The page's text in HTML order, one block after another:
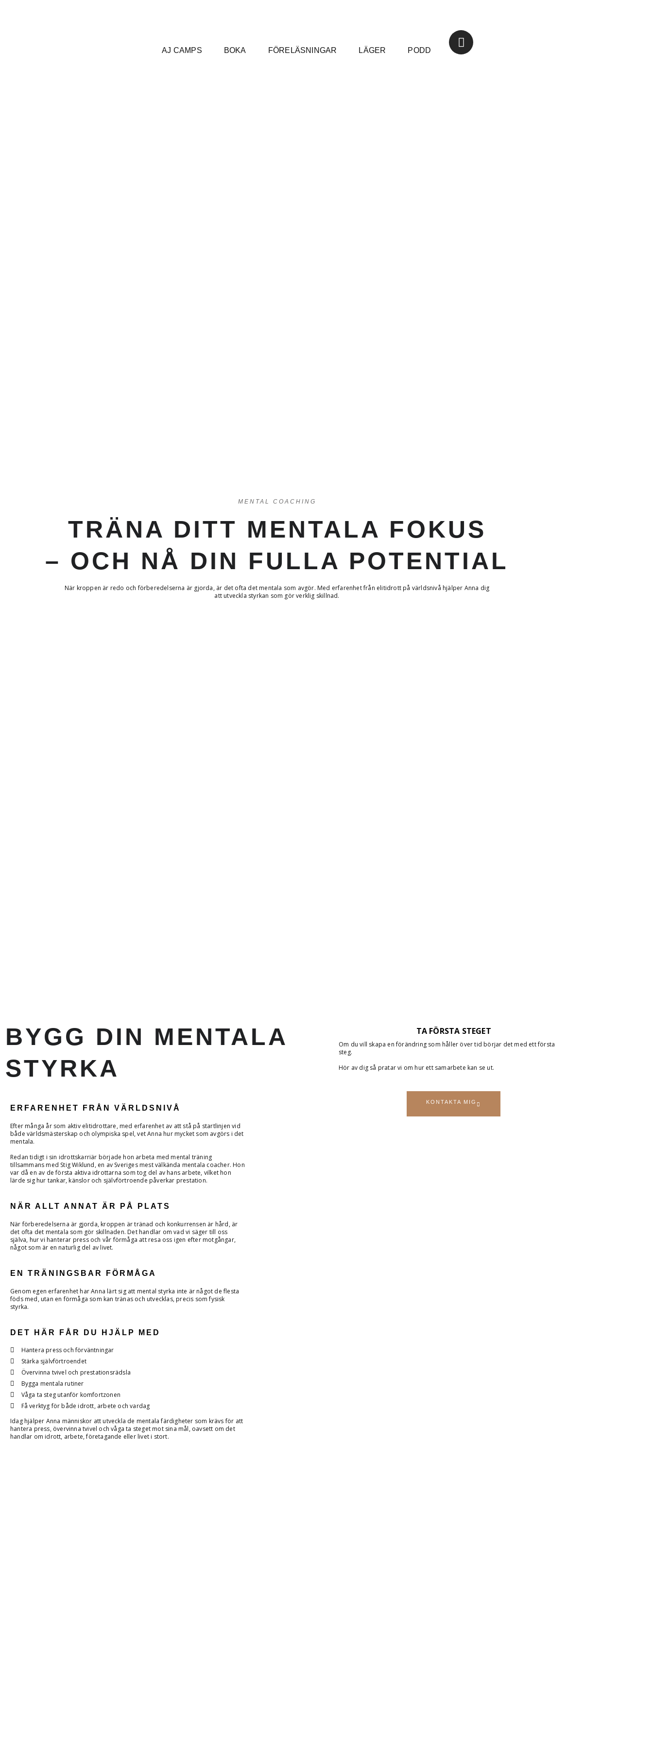
AJ CAMPS BOKA FÖRELÄSNINGAR LÄGER PODD
MENTAL COACHING
TRÄNA DITT MENTALA FOKUS
– OCH NÅ DIN FULLA POTENTIAL
När kroppen är redo och förberedelserna är gjorda, är det ofta det mentala som avgör. Med erfarenhet från elitidrott på världsnivå hjälper Anna dig
att utveckla styrkan som gör verklig skillnad.
BYGG DIN MENTALA
STYRKA
ERFARENHET FRÅN VÄRLDSNIVÅ
Efter många år som aktiv elitidrottare, med erfarenhet av att stå på startlinjen vid
både världsmästerskap och olympiska spel, vet Anna hur mycket som avgörs i det
mentala.
Redan tidigt i sin idrottskarriär började hon arbeta med mental träning
tillsammans med Stig Wiklund, en av Sveriges mest välkända mentala coacher. Hon
var då en av de första aktiva idrottarna som tog del av hans arbete, vilket hon
lärde sig hur tankar, känslor och självförtroende påverkar prestation.
NÄR ALLT ANNAT ÄR PÅ PLATS
När förberedelserna är gjorda, kroppen är tränad och konkurrensen är hård, är
det ofta det mentala som gör skillnaden. Det handlar om vad vi säger till oss
själva, hur vi hanterar press och vår förmåga att resa oss igen efter motgångar,
något som är en naturlig del av livet.
EN TRÄNINGSBAR FÖRMÅGA
Genom egen erfarenhet har Anna lärt sig att mental styrka inte är något de flesta
föds med, utan en förmåga som kan tränas och utvecklas, precis som fysisk
styrka.
DET HÄR FÅR DU HJÄLP MED
Hantera press och förväntningar
Stärka självförtroendet
Övervinna tvivel och prestationsrädsla
Bygga mentala rutiner
Våga ta steg utanför komfortzonen
Få verktyg för både idrott, arbete och vardag
Idag hjälper Anna människor att utveckla de mentala färdigheter som krävs för att
hantera press, övervinna tvivel och våga ta steget mot sina mål, oavsett om det
handlar om idrott, arbete, företagande eller livet i stort.
TA FÖRSTA STEGET
Om du vill skapa en förändring som håller över tid börjar det med ett första
steg.
Hör av dig så pratar vi om hur ett samarbete kan se ut.
KONTAKTA MIG